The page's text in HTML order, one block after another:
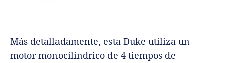
Más detalladamente, esta Duke utiliza un
motor monocilindrico de 4 tiempos de